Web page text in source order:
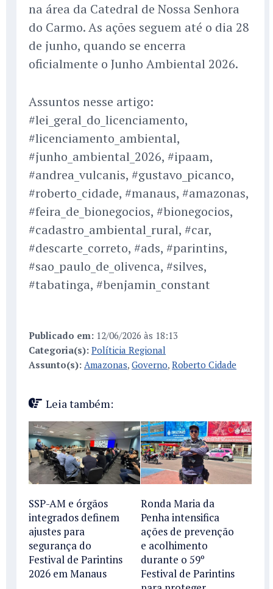
na área da Catedral de Nossa Senhora
do Carmo. As ações seguem até o dia 28
de junho, quando se encerra
oficialmente o Junho Ambiental 2026.
Assuntos nesse artigo:
#lei_geral_do_licenciamento,
#licenciamento_ambiental,
#junho_ambiental_2026, #ipaam,
#andrea_vulcanis, #gustavo_picanco,
#roberto_cidade, #manaus, #amazonas,
#feira_de_bionegocios, #bionegocios,
#cadastro_ambiental_rural, #car,
#descarte_correto, #ads, #parintins,
#sao_paulo_de_olivenca, #silves,
#tabatinga, #benjamin_constant
Publicado em: 12/06/2026 às 18:13
Categoria(s): Políticia Regional
Assunto(s): Amazonas, Governo, Roberto Cidade
Leia também:
SSP-AM e órgãos
integrados definem
ajustes para
segurança do
Festival de Parintins
2026 em Manaus
Ronda Maria da
Penha intensifica
ações de prevenção
e acolhimento
durante o 59º
Festival de Parintins